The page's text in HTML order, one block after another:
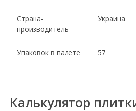
Страна-
производитель
Украина
Упаковок в палете 57
Калькулятор